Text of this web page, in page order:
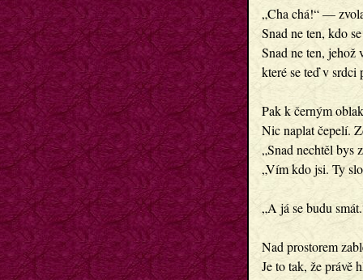
„Cha chá!“ —
Snad ne ten, kdo
Snad ne ten, jehož
které se teď v srdci
Pak k černým
Nic naplat čepelí.
„Snad nechtěl bys
„Vím kdo jsi. Ty
„A já se budu
Nad prostorem
Je to tak, že právě